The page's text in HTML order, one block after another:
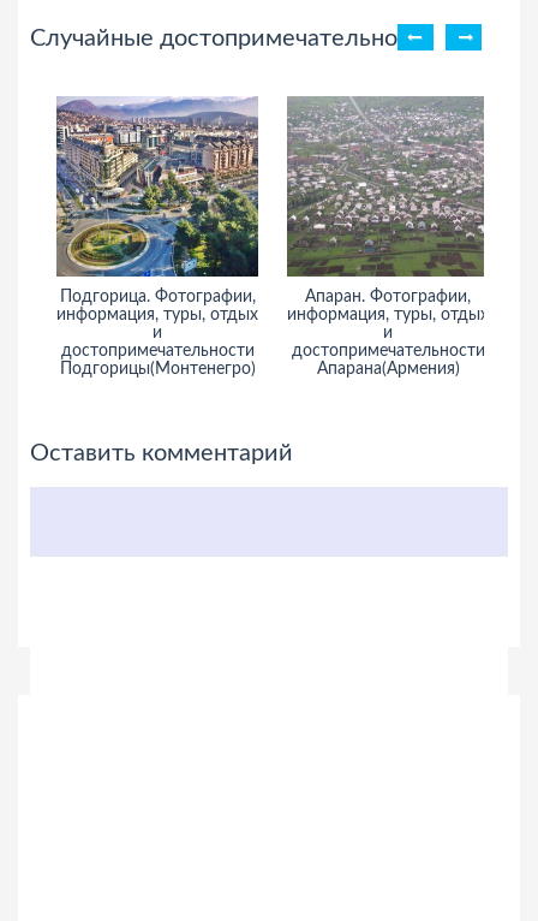
Случайные достопримечательности
Подгорица. Фотографии,
информация, туры, отдых
и
достопримечательности
Подгорицы(Монтенегро)
Апаран. Фотографии,
информация, туры, отдых
и
достопримечательности
Апарана(Армения)
Оставить комментарий